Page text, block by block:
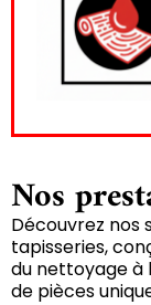
Nos
Découvrez nos
tapisseries,
du nettoyage à
de pièces